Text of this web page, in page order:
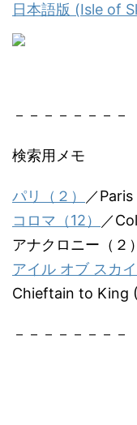
日本語版 (Isle of
－－－－－－－－
検索用メモ
パリ（２）
／
コロマ（12）
／
アナクロニー（
アイル オブ スカイ
Chieftain to King
－－－－－－－－